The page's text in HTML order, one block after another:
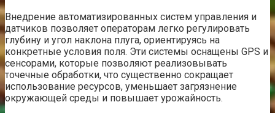
Внедрение автоматизированных систем управления и
датчиков позволяет операторам легко регулировать
глубину и угол наклона плуга, ориентируясь на
конкретные условия поля. Эти системы оснащены GPS и
сенсорами, которые позволяют реализовывать
точечные обработки, что существенно сокращает
использование ресурсов, уменьшает загрязнение
окружающей среды и повышает урожайность.